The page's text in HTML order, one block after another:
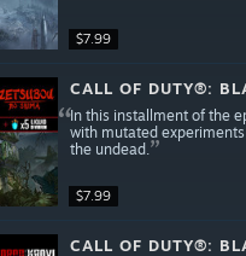
$7.99
$7.99
CALL OF DUTY®:
In this installment of the
with mutated
the undead.
CALL OF DUTY®: